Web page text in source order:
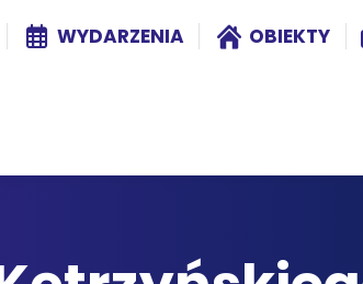
WYDARZENIA OBIEKTY